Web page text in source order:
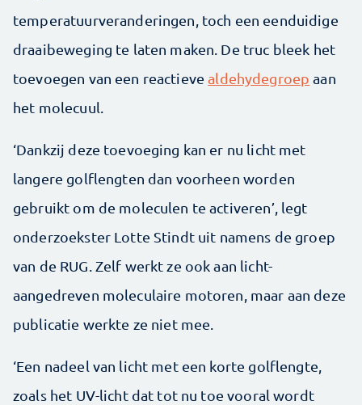
temperatuurveranderingen, toch een eenduidige
draaibeweging te laten maken. De truc bleek het
toevoegen van een reactievealdehydegroep aan
het molecuul.
‘Dankzij deze toevoeging kan er nu licht met
langere golflengten dan voorheen worden
gebruikt om de moleculen te activeren’, legt
onderzoekster Lotte Stindt uit namens de groep
van de RUG. Zelf werkt ze ook aan licht-
aangedreven moleculaire motoren, maar aan deze
publicatie werkte ze niet mee.
‘Een nadeel van licht met een korte golflengte,
zoals het UV-licht dat tot nu toe vooral wordt